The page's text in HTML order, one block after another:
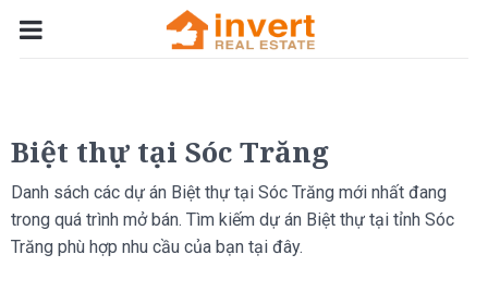
Biệt thự tại Sóc Trăng
Danh sách các dự án Biệt thự tại Sóc Trăng mới nhất đang
trong quá trình mở bán. Tìm kiếm dự án Biệt thự tại tỉnh Sóc
Trăng phù hợp nhu cầu của bạn tại đây.